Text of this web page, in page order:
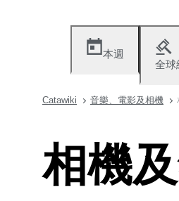
本週
全球
Catawiki 音樂、電影及相機
相機